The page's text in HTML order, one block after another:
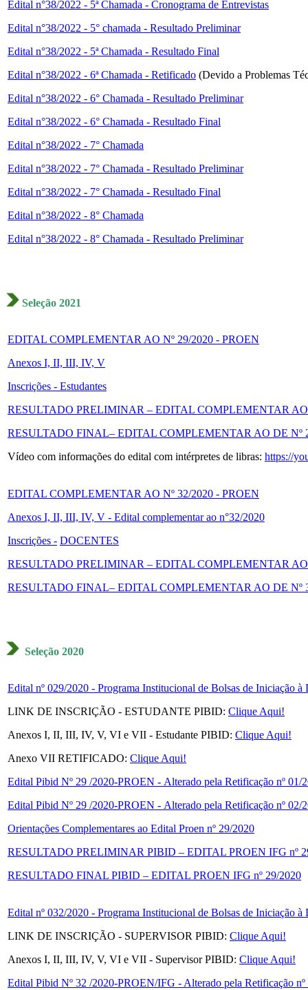
Edital n°38/2022 - 5ª Chamada - Cronograma de Entrevistas
Edital n°38/2022 - 5° chamada - Resultado Preliminar
Edital n°38/2022 - 5ª Chamada - Resultado Final
Edital n°38/2022 - 6ª Chamada - Retificado (Devido a Problemas
Edital n°38/2022 - 6° Chamada - Resultado Preliminar
Edital n°38/2022 - 6° Chamada - Resultado Final
Edital n°38/2022 - 7° Chamada
Edital n°38/2022 - 7° Chamada - Resultado Preliminar
Edital n°38/2022 - 7° Chamada - Resultado Final
Edital n°38/2022 - 8° Chamada
Edital n°38/2022 - 8° Chamada - Resultado Preliminar
Seleção 2021
EDITAL COMPLEMENTAR AO Nº 29/2020 - PROEN
Anexos I, II, III, IV, V
Inscrições - Estudantes
RESULTADO PRELIMINAR – EDITAL COMPLEMENTAR AO
RESULTADO FINAL– EDITAL COMPLEMENTAR AO DE Nº
Vídeo com informações do edital com intérpretes de libras: https://
EDITAL COMPLEMENTAR AO Nº 32/2020 - PROEN
Anexos I, II, III, IV, V - Edital complementar ao n°32/2020
Inscrições - DOCENTES
RESULTADO PRELIMINAR – EDITAL COMPLEMENTAR AO
RESULTADO FINAL– EDITAL COMPLEMENTAR AO DE Nº
Seleção 2020
Edital nº 029/2020 - Programa Institucional de Bolsas de Iniciação
LINK DE INSCRIÇÃO - ESTUDANTE PIBID: Clique Aqui!
Anexos I, II, III, IV, V, VI e VII - Estudante PIBID: Clique Aqui!
Anexo VII RETIFICADO: Clique Aqui!
Edital Pibid Nº 29 /2020-PROEN - Alterado pela Retificação nº 01/
Edital Pibid Nº 29 /2020-PROEN - Alterado pela Retificação nº 02/
Orientações Complementares ao Edital Proen nº 29/2020
RESULTADO PRELIMINAR PIBID – EDITAL PROEN IFG nº
RESULTADO FINAL PIBID – EDITAL PROEN IFG nº 29/2020
Edital nº 032/2020 - Programa Institucional de Bolsas de Iniciação
LINK DE INSCRIÇÃO - SUPERVISOR PIBID: Clique Aqui!
Anexos I, II, III, IV, V, VI e VII - Supervisor PIBID: Clique Aqui!
Edital Pibid Nº 32 /2020-PROEN/IFG - Alterado pela Retificação